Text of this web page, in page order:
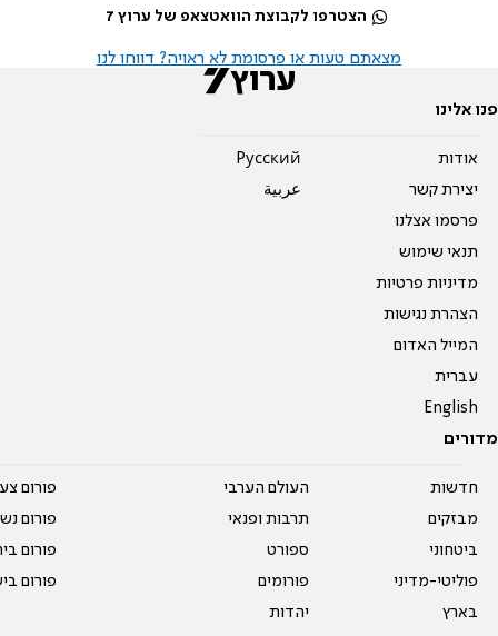
הצטרפו לקבוצת הוואטצאפ של ערוץ 7
מצאתם טעות או פרסומת לא ראויה? דווחו לנו
פנו אלינו
אודות
יצירת קשר
פרסמו אצלנו
תנאי שימוש
מדיניות פרטיות
הצהרת נגישות
המייל האדום
עברית
English
Pусский
عربية
מדורים
חדשות
מבזקים
ביטחוני
פוליטי-מדיני
בארץ
העולם הערבי
תרבות ופנאי
ספורט
פורומים
יהדות
פורום
פורום
פורום
פורום